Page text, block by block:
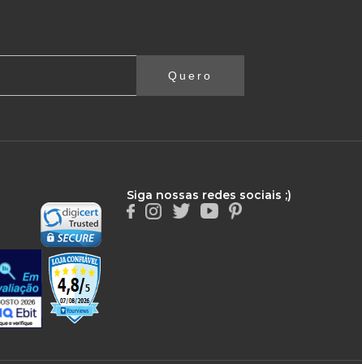
Quero
Siga nossas redes sociais ;)